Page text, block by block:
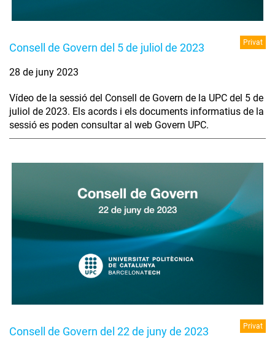
Consell de Govern del 5 de juliol de 2023 Privat
28 de juny 2023
Vídeo de la sessió del Consell de Govern de la UPC del 5 de
juliol de 2023. Els acords i els documents informatius de la
sessió es poden consultar al web Govern UPC.
Consell de Govern del 22 de juny de 2023 Privat